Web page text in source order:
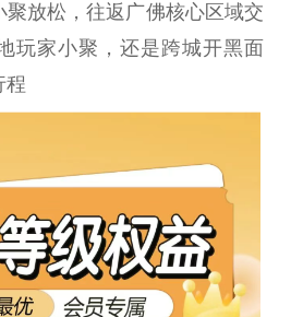
聚放松，往返广佛核心区域交
玩家小聚，还是跨城开黑面
程